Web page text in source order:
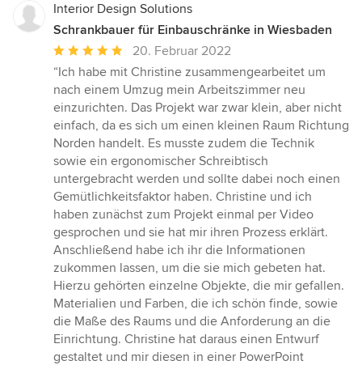
Interior Design Solutions
Schrankbauer für Einbauschränke in Wiesbaden
Durchschnittliche
Bewertung:
5
von
5
Sternen
20. Februar 2022
“Ich habe mit Christine zusammengearbeitet um
nach einem Umzug mein Arbeitszimmer neu
einzurichten. Das Projekt war zwar klein, aber nicht
einfach, da es sich um einen kleinen Raum Richtung
Norden handelt. Es musste zudem die Technik
sowie ein ergonomischer Schreibtisch
untergebracht werden und sollte dabei noch einen
Gemütlichkeitsfaktor haben. Christine und ich
haben zunächst zum Projekt einmal per Video
gesprochen und sie hat mir ihren Prozess erklärt.
Anschließend habe ich ihr die Informationen
zukommen lassen, um die sie mich gebeten hat.
Hierzu gehörten einzelne Objekte, die mir gefallen.
Materialien und Farben, die ich schön finde, sowie
die Maße des Raums und die Anforderung an die
Einrichtung. Christine hat daraus einen Entwurf
gestaltet und mir diesen in einer PowerPoint